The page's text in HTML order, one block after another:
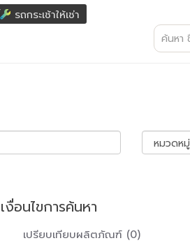
รถกระเช้าให้เช่า
อนไขการค้นหา
เปรียบเทียบผลิตภัณฑ์ (0)